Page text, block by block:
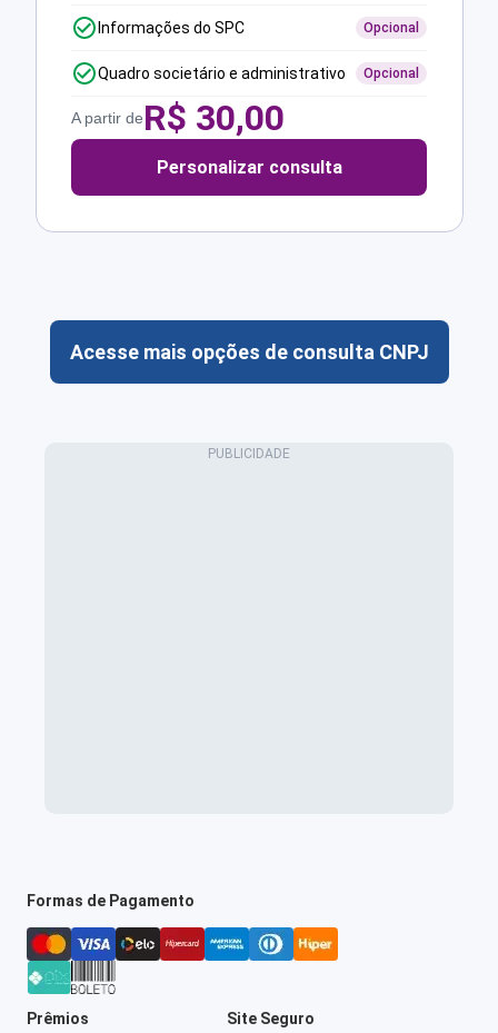
Informações do SPC Opcional
Quadro societário e administrativo Opcional
A partir deR$ 30,00
Personalizar consulta
Acesse mais opções de consulta CNPJ
Formas de Pagamento
Prêmios Site Seguro